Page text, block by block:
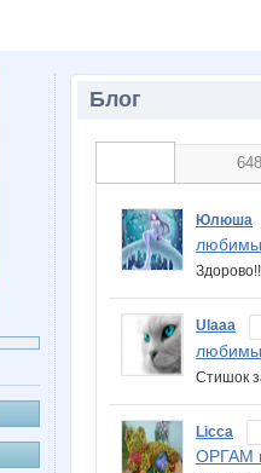
Блог
Юлюша
Ulaaa
Стишок
Licca
ОРГАМ